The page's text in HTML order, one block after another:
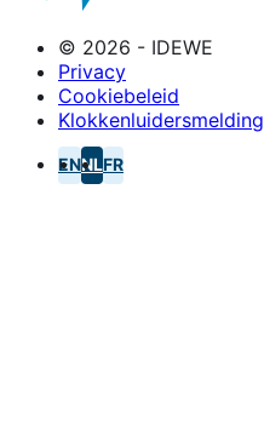
© 2026 - IDEWE
Privacy
Cookiebeleid
Klokkenluidersmelding
ENNLFR